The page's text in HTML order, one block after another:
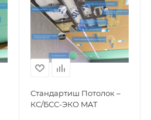
Стандартиш Потолок –
КС/БСС-ЭКО MAT